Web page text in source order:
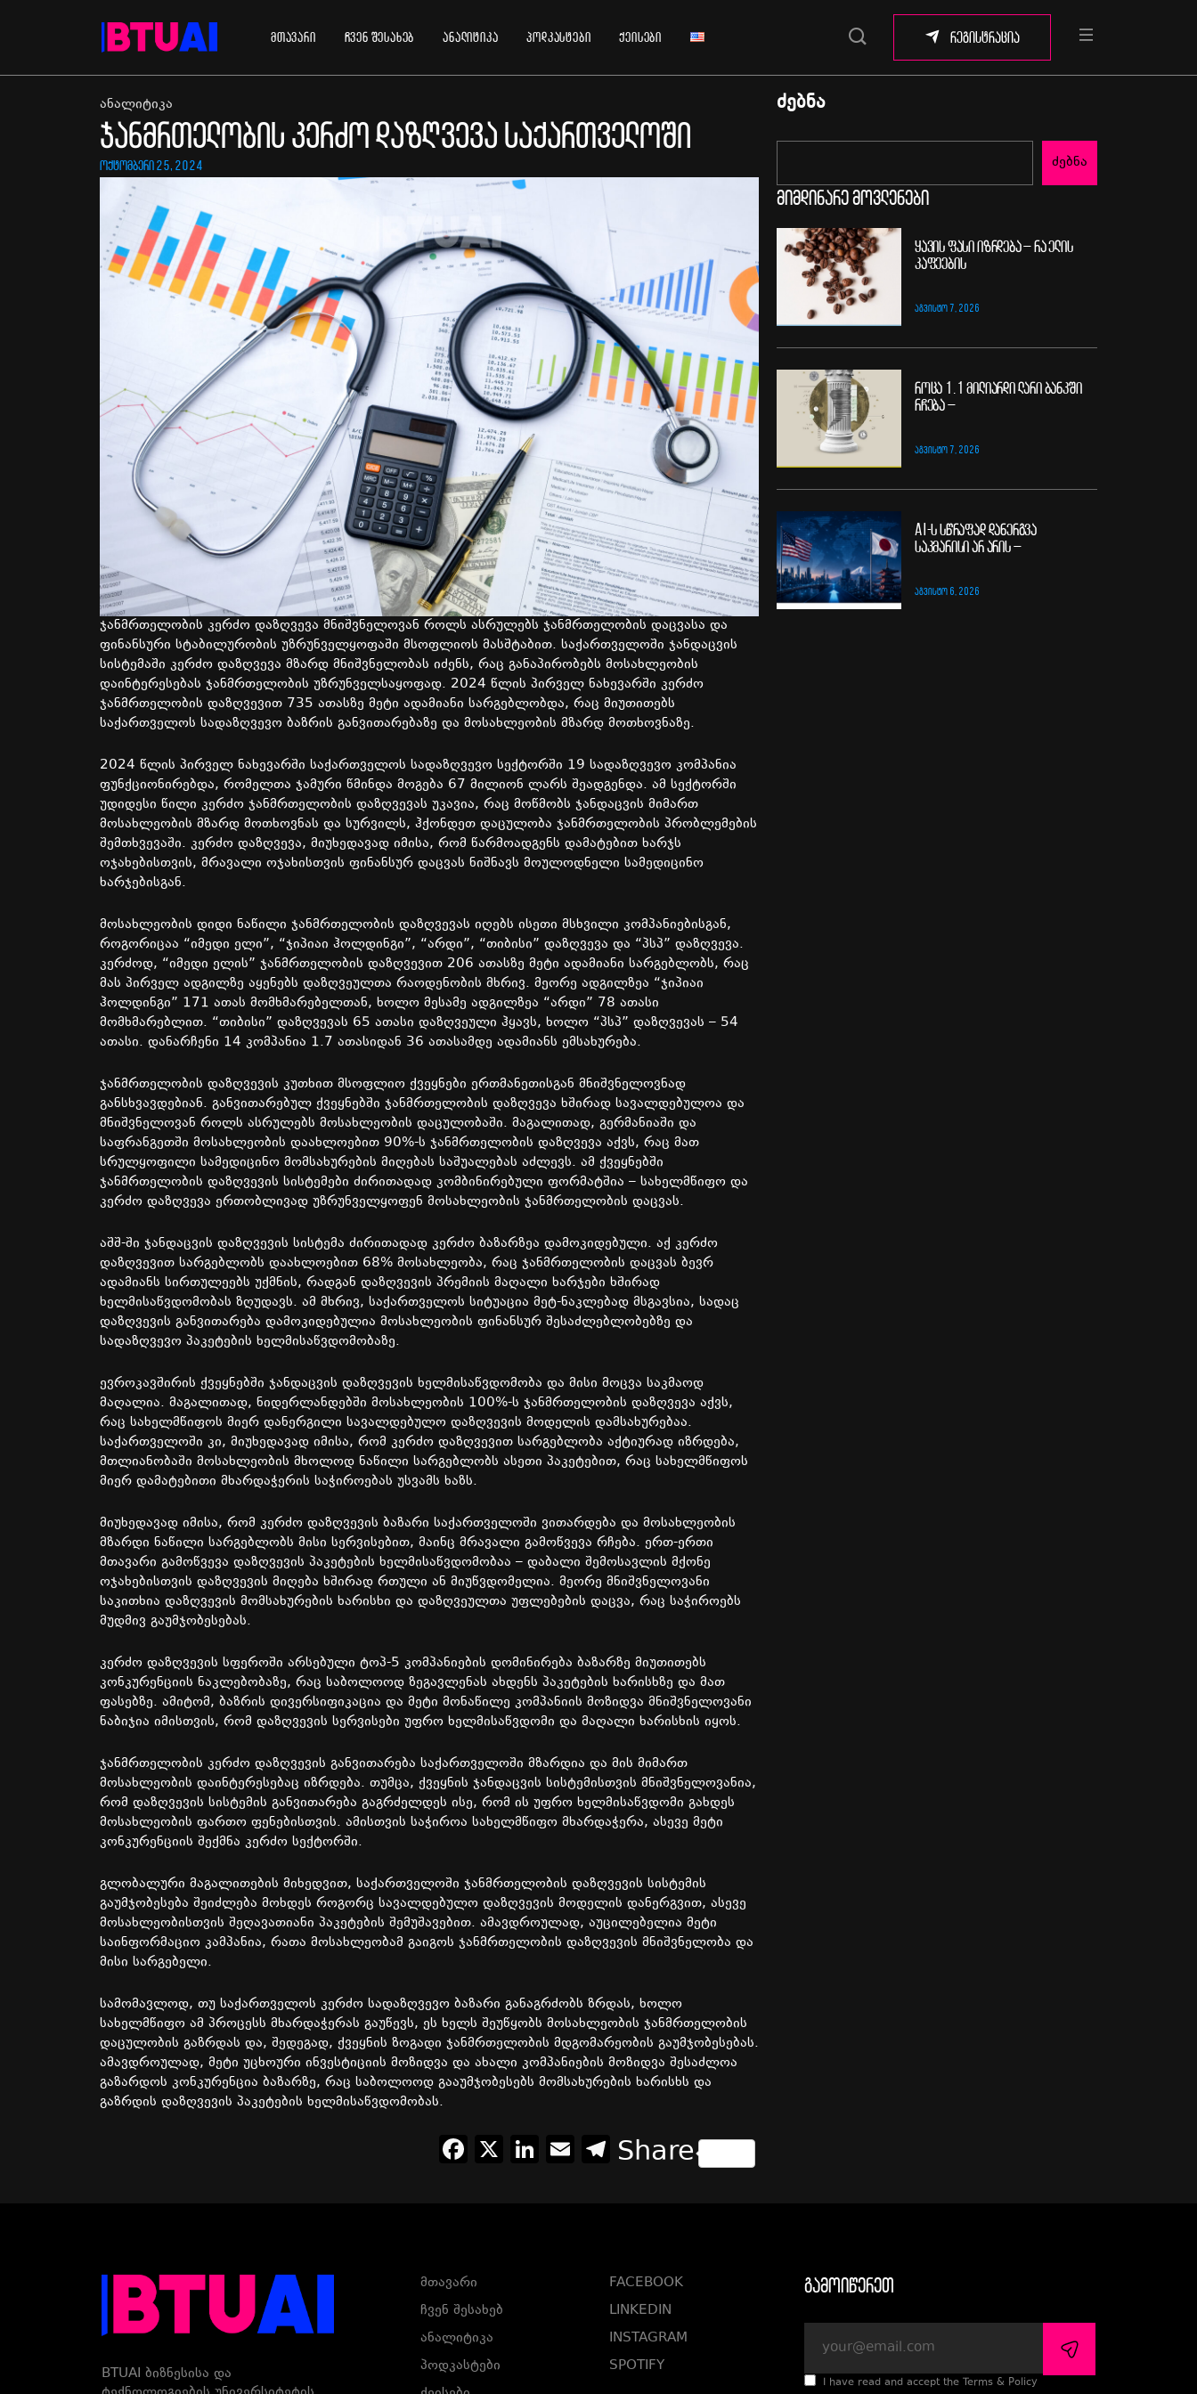
მთავარი ჩვენ შესახებ ანალიტიკა პოდკასტები ქეისები რეგისტრაცია
ანალიტიკა
ჯანმრთელობის კერძო დაზღვევა საქართველოში
ოქტომბერი 25, 2024
ჯანმრთელობის კერძო დაზღვევა მნიშვნელოვან როლს ასრულებს ჯანმრთელობის დაცვასა და
ფინანსური სტაბილურობის უზრუნველყოფაში მსოფლიოს მასშტაბით. საქართველოში ჯანდაცვის
სისტემაში კერძო დაზღვევა მზარდ მნიშვნელობას იძენს, რაც განაპირობებს მოსახლეობის
დაინტერესებას ჯანმრთელობის უზრუნველსაყოფად. 2024 წლის პირველ ნახევარში კერძო
ჯანმრთელობის დაზღვევით 735 ათასზე მეტი ადამიანი სარგებლობდა, რაც მიუთითებს
საქართველოს სადაზღვევო ბაზრის განვითარებაზე და მოსახლეობის მზარდ მოთხოვნაზე.
2024 წლის პირველ ნახევარში საქართველოს სადაზღვევო სექტორში 19 სადაზღვევო კომპანია
ფუნქციონირებდა, რომელთა ჯამური წმინდა მოგება 67 მილიონ ლარს შეადგენდა. ამ სექტორში
უდიდესი წილი კერძო ჯანმრთელობის დაზღვევას უკავია, რაც მოწმობს ჯანდაცვის მიმართ
მოსახლეობის მზარდ მოთხოვნას და სურვილს, ჰქონდეთ დაცულობა ჯანმრთელობის პრობლემების
შემთხვევაში. კერძო დაზღვევა, მიუხედავად იმისა, რომ წარმოადგენს დამატებით ხარჯს
ოჯახებისთვის, მრავალი ოჯახისთვის ფინანსურ დაცვას ნიშნავს მოულოდნელი სამედიცინო
ხარჯებისგან.
მოსახლეობის დიდი ნაწილი ჯანმრთელობის დაზღვევას იღებს ისეთი მსხვილი კომპანიებისგან,
როგორიცაა “იმედი ელი”, “ჯიპიაი ჰოლდინგი”, “არდი”, “თიბისი” დაზღვევა და “პსპ” დაზღვევა.
კერძოდ, “იმედი ელის” ჯანმრთელობის დაზღვევით 206 ათასზე მეტი ადამიანი სარგებლობს, რაც
მას პირველ ადგილზე აყენებს დაზღვეულთა რაოდენობის მხრივ. მეორე ადგილზეა “ჯიპიაი
ჰოლდინგი” 171 ათას მომხმარებელთან, ხოლო მესამე ადგილზეა “არდი” 78 ათასი
მომხმარებლით. “თიბისი” დაზღვევას 65 ათასი დაზღვეული ჰყავს, ხოლო “პსპ” დაზღვევას – 54
ათასი. დანარჩენი 14 კომპანია 1.7 ათასიდან 36 ათასამდე ადამიანს ემსახურება.
ჯანმრთელობის დაზღვევის კუთხით მსოფლიო ქვეყნები ერთმანეთისგან მნიშვნელოვნად
განსხვავდებიან. განვითარებულ ქვეყნებში ჯანმრთელობის დაზღვევა ხშირად სავალდებულოა და
მნიშვნელოვან როლს ასრულებს მოსახლეობის დაცულობაში. მაგალითად, გერმანიაში და
საფრანგეთში მოსახლეობის დაახლოებით 90%-ს ჯანმრთელობის დაზღვევა აქვს, რაც მათ
სრულყოფილი სამედიცინო მომსახურების მიღებას საშუალებას აძლევს. ამ ქვეყნებში
ჯანმრთელობის დაზღვევის სისტემები ძირითადად კომბინირებული ფორმატშია – სახელმწიფო და
კერძო დაზღვევა ერთობლივად უზრუნველყოფენ მოსახლეობის ჯანმრთელობის დაცვას.
აშშ-ში ჯანდაცვის დაზღვევის სისტემა ძირითადად კერძო ბაზარზეა დამოკიდებული. აქ კერძო
დაზღვევით სარგებლობს დაახლოებით 68% მოსახლეობა, რაც ჯანმრთელობის დაცვას ბევრ
ადამიანს სირთულეებს უქმნის, რადგან დაზღვევის პრემიის მაღალი ხარჯები ხშირად
ხელმისაწვდომობას ზღუდავს. ამ მხრივ, საქართველოს სიტუაცია მეტ-ნაკლებად მსგავსია, სადაც
დაზღვევის განვითარება დამოკიდებულია მოსახლეობის ფინანსურ შესაძლებლობებზე და
სადაზღვევო პაკეტების ხელმისაწვდომობაზე.
ევროკავშირის ქვეყნებში ჯანდაცვის დაზღვევის ხელმისაწვდომობა და მისი მოცვა საკმაოდ
მაღალია. მაგალითად, ნიდერლანდებში მოსახლეობის 100%-ს ჯანმრთელობის დაზღვევა აქვს,
რაც სახელმწიფოს მიერ დანერგილი სავალდებულო დაზღვევის მოდელის დამსახურებაა.
საქართველოში კი, მიუხედავად იმისა, რომ კერძო დაზღვევით სარგებლობა აქტიურად იზრდება,
მთლიანობაში მოსახლეობის მხოლოდ ნაწილი სარგებლობს ასეთი პაკეტებით, რაც სახელმწიფოს
მიერ დამატებითი მხარდაჭერის საჭიროებას უსვამს ხაზს.
მიუხედავად იმისა, რომ კერძო დაზღვევის ბაზარი საქართველოში ვითარდება და მოსახლეობის
მზარდი ნაწილი სარგებლობს მისი სერვისებით, მაინც მრავალი გამოწვევა რჩება. ერთ-ერთი
მთავარი გამოწვევა დაზღვევის პაკეტების ხელმისაწვდომობაა – დაბალი შემოსავლის მქონე
ოჯახებისთვის დაზღვევის მიღება ხშირად რთული ან მიუწვდომელია. მეორე მნიშვნელოვანი
საკითხია დაზღვევის მომსახურების ხარისხი და დაზღვეულთა უფლებების დაცვა, რაც საჭიროებს
მუდმივ გაუმჯობესებას.
კერძო დაზღვევის სფეროში არსებული ტოპ-5 კომპანიების დომინირება ბაზარზე მიუთითებს
კონკურენციის ნაკლებობაზე, რაც საბოლოოდ ზეგავლენას ახდენს პაკეტების ხარისხზე და მათ
ფასებზე. ამიტომ, ბაზრის დივერსიფიკაცია და მეტი მონაწილე კომპანიის მოზიდვა მნიშვნელოვანი
ნაბიჯია იმისთვის, რომ დაზღვევის სერვისები უფრო ხელმისაწვდომი და მაღალი ხარისხის იყოს.
ჯანმრთელობის კერძო დაზღვევის განვითარება საქართველოში მზარდია და მის მიმართ
მოსახლეობის დაინტერესებაც იზრდება. თუმცა, ქვეყნის ჯანდაცვის სისტემისთვის მნიშვნელოვანია,
რომ დაზღვევის სისტემის განვითარება გაგრძელდეს ისე, რომ ის უფრო ხელმისაწვდომი გახდეს
მოსახლეობის ფართო ფენებისთვის. ამისთვის საჭიროა სახელმწიფო მხარდაჭერა, ასევე მეტი
კონკურენციის შექმნა კერძო სექტორში.
გლობალური მაგალითების მიხედვით, საქართველოში ჯანმრთელობის დაზღვევის სისტემის
გაუმჯობესება შეიძლება მოხდეს როგორც სავალდებულო დაზღვევის მოდელის დანერგვით, ასევე
მოსახლეობისთვის შეღავათიანი პაკეტების შემუშავებით. ამავდროულად, აუცილებელია მეტი
საინფორმაციო კამპანია, რათა მოსახლეობამ გაიგოს ჯანმრთელობის დაზღვევის მნიშვნელობა და
მისი სარგებელი.
სამომავლოდ, თუ საქართველოს კერძო სადაზღვევო ბაზარი განაგრძობს ზრდას, ხოლო
სახელმწიფო ამ პროცესს მხარდაჭერას გაუწევს, ეს ხელს შეუწყობს მოსახლეობის ჯანმრთელობის
დაცულობის გაზრდას და, შედეგად, ქვეყნის ზოგადი ჯანმრთელობის მდგომარეობის გაუმჯობესებას.
ამავდროულად, მეტი უცხოური ინვესტიციის მოზიდვა და ახალი კომპანიების მოზიდვა შესაძლოა
გაზარდოს კონკურენცია ბაზარზე, რაც საბოლოოდ გააუმჯობესებს მომსახურების ხარისხს და
გაზრდის დაზღვევის პაკეტების ხელმისაწვდომობას.
Facebook
X LinkedIn
EmailTelegram
Share
ძებნა
ძებნა
მიმდინარე მოვლენები
ყავის ფასი იზრდება – რა ელის
კაფეების
ᲐᲒᲕᲘᲡᲢᲝ 7, 2026
როცა 1.1 მილიარდი ლარი ბანკში
რჩება –
ᲐᲒᲕᲘᲡᲢᲝ 7, 2026
AI-ს სწრაფად დანერგვა
საკმარისი არ არის –
ᲐᲒᲕᲘᲡᲢᲝ 6, 2026
BTUAI ბიზნესისა და
მთავარი
ჩვენ შესახებ
ანალიტიკა
პოდკასტები
FACEBOOK
LINKEDIN
INSTAGRAM
SPOTIFY
გამოიწერეთ
I have read and accept the Terms & Policy